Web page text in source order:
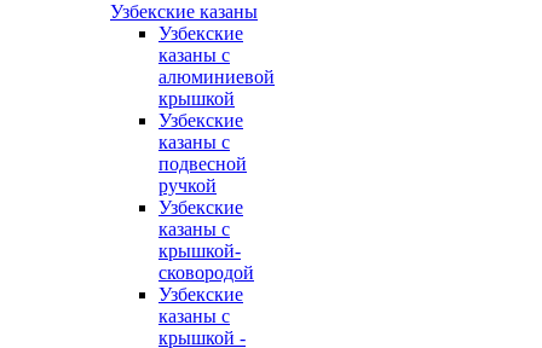
Узбекские казаны
Узбекские
казаны с
алюминиевой
крышкой
Узбекские
казаны с
подвесной
ручкой
Узбекские
казаны с
крышкой-
сковородой
Узбекские
казаны с
крышкой -